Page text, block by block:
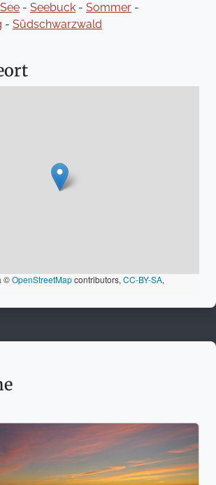
See - Seebuck - Sommer -
- Südschwarzwald
©OpenStreetMapcontributors,CC-BY-SA,